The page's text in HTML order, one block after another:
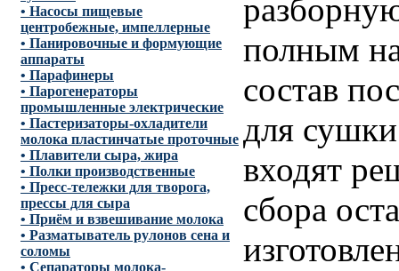
• Насосы пищевые
центробежные, импеллерные
• Панировочные и формующие
аппараты
• Парафинеры
• Парогенераторы
промышленные электрические
• Пастеризаторы-охладители
молока пластинчатые проточные
• Плавители сыра, жира
• Полки производственные
• Пресс-тележки для творога,
прессы для сыра
• Приём и взвешивание молока
• Разматыватель рулонов сена и
соломы
• Сепараторы молока-
полным
состав
для
входят
сбора